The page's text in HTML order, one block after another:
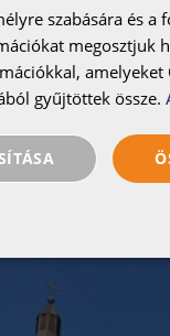
szabására és a
megosztjuk
gyűjtöttek össze.